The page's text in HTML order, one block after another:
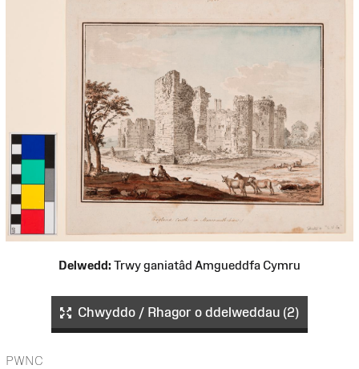
Delwedd: Trwy ganiatâd Amgueddfa Cymru
Chwyddo / Rhagor o ddelweddau (2)
PWNC